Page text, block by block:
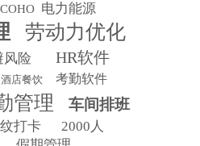
COHO 电力能源
劳动力优化
风险 HR软件
酒店餐饮 考勤软件
管理 车间排班
打卡 2000人